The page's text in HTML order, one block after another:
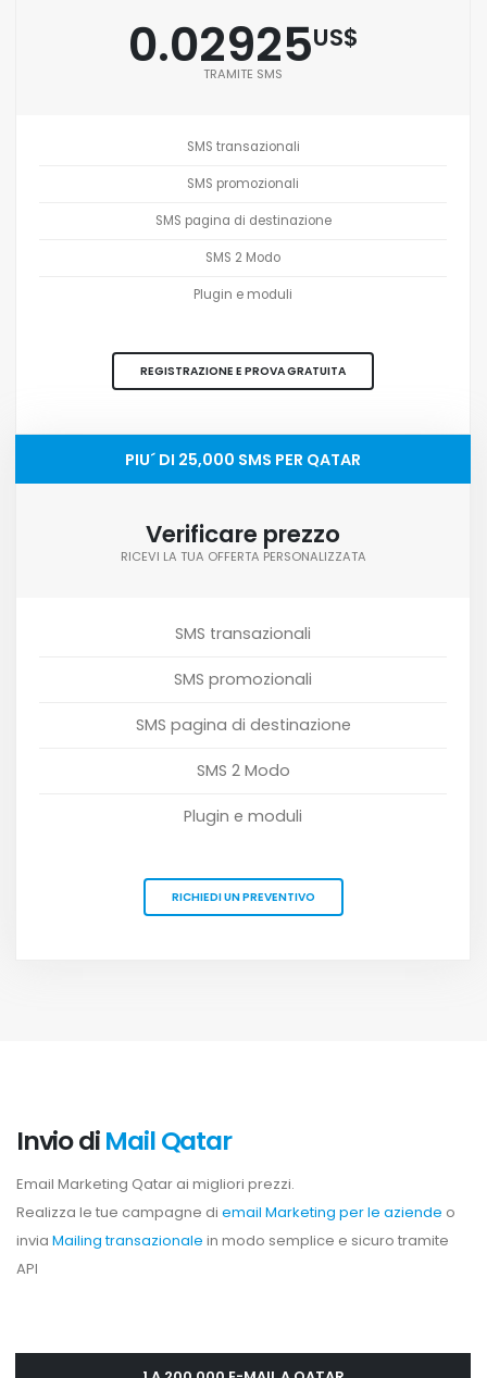
0.02925US$
TRAMITE SMS
SMS transazionali
SMS promozionali
SMS pagina di destinazione
SMS 2 Modo
Plugin e moduli
REGISTRAZIONE E PROVA GRATUITA
PIU´ DI 25,000 SMS PER QATAR
Verificare prezzo
RICEVI LA TUA OFFERTA PERSONALIZZATA
SMS transazionali
SMS promozionali
SMS pagina di destinazione
SMS 2 Modo
Plugin e moduli
RICHIEDI UN PREVENTIVO
Invio diMail Qatar
Email Marketing Qatar ai migliori prezzi.
Realizza le tue campagne di email Marketing per le aziende o
invia Mailing transazionale in modo semplice e sicuro tramite
API